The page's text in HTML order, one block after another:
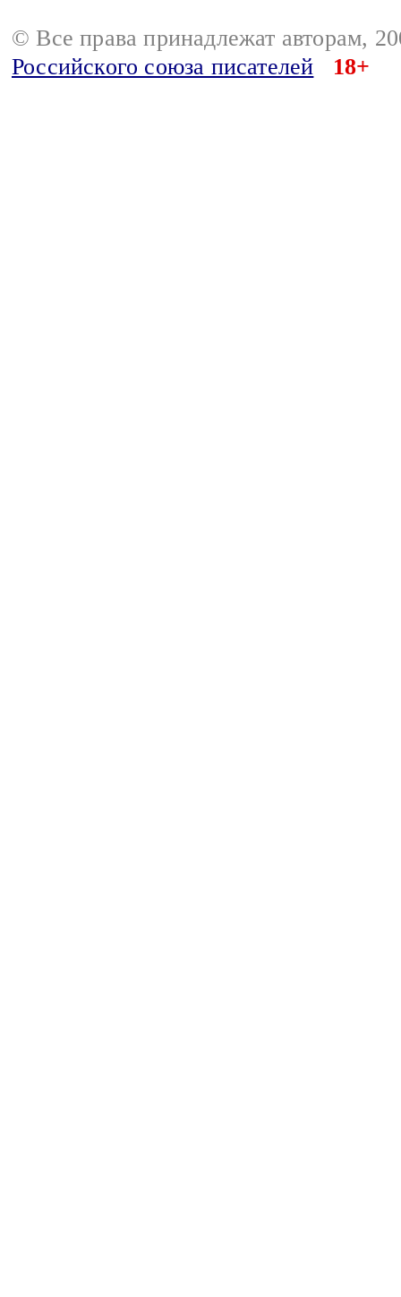
© Все права принадлежат авторам,
Российского союза писателей
18+